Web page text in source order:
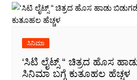
ಸಿನಿಮಾ
‘ಸಿಟಿ ಲೈಟ್ಸ್ “ ಚಿತ್ರದ ಹೊಸ
ಸಿನಿಮಾ ಬಗ್ಗೆ ಕುತೂಹಲ ಹೆಚ್ಚಳ